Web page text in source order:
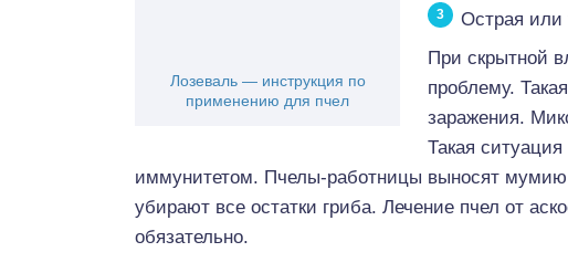
Острая или
Лозеваль — инструкция по
применению для пчел
При скрытной
проблему.
заражения.
Такая
иммунитетом. Пчелы-работницы выносят мумию
убирают все остатки гриба. Лечение пчел от
обязательно.